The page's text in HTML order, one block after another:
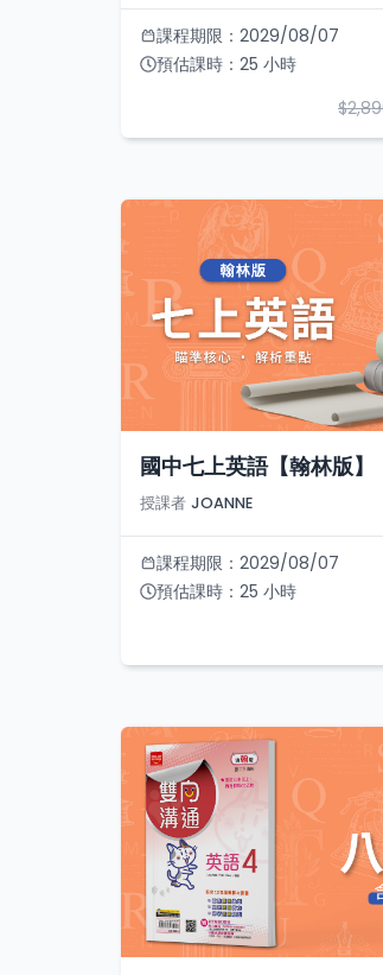
課程期限： 2029/08/07
預估課時： 25 小時
國中七上英語【翰林版】
授課者 JOANNE
課程期限： 2029/08/07
預估課時： 25 小時